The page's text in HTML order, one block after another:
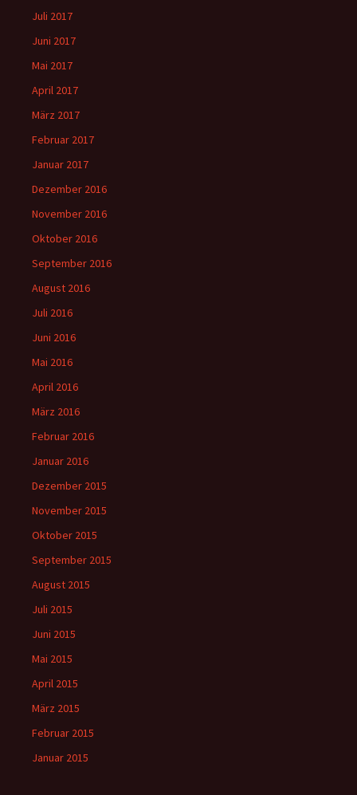
Juli 2017
Juni 2017
Mai 2017
April 2017
März 2017
Februar 2017
Januar 2017
Dezember 2016
November 2016
Oktober 2016
September 2016
August 2016
Juli 2016
Juni 2016
Mai 2016
April 2016
März 2016
Februar 2016
Januar 2016
Dezember 2015
November 2015
Oktober 2015
September 2015
August 2015
Juli 2015
Juni 2015
Mai 2015
April 2015
März 2015
Februar 2015
Januar 2015